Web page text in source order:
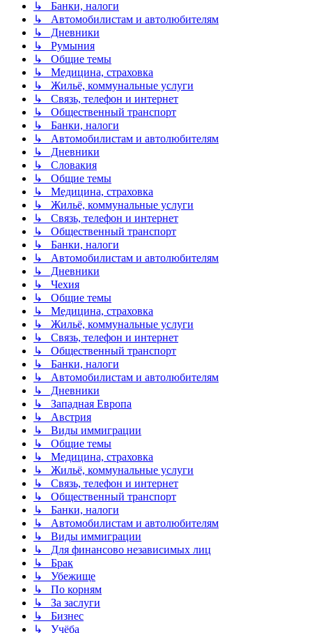
↳ Банки, налоги
↳ Автомобилистам и автолюбителям
↳ Дневники
↳ Румыния
↳ Общие темы
↳ Медицина, страховка
↳ Жильё, коммунальные услуги
↳ Связь, телефон и интернет
↳ Общественный транспорт
↳ Банки, налоги
↳ Автомобилистам и автолюбителям
↳ Дневники
↳ Словакия
↳ Общие темы
↳ Медицина, страховка
↳ Жильё, коммунальные услуги
↳ Связь, телефон и интернет
↳ Общественный транспорт
↳ Банки, налоги
↳ Автомобилистам и автолюбителям
↳ Дневники
↳ Чехия
↳ Общие темы
↳ Медицина, страховка
↳ Жильё, коммунальные услуги
↳ Связь, телефон и интернет
↳ Общественный транспорт
↳ Банки, налоги
↳ Автомобилистам и автолюбителям
↳ Дневники
↳ Западная Европа
↳ Австрия
↳ Виды иммиграции
↳ Общие темы
↳ Медицина, страховка
↳ Жильё, коммунальные услуги
↳ Связь, телефон и интернет
↳ Общественный транспорт
↳ Банки, налоги
↳ Автомобилистам и автолюбителям
↳ Виды иммиграции
↳ Для финансово независимых лиц
↳ Брак
↳ Убежище
↳ По корням
↳ За заслуги
↳ Бизнес
↳ Учёба